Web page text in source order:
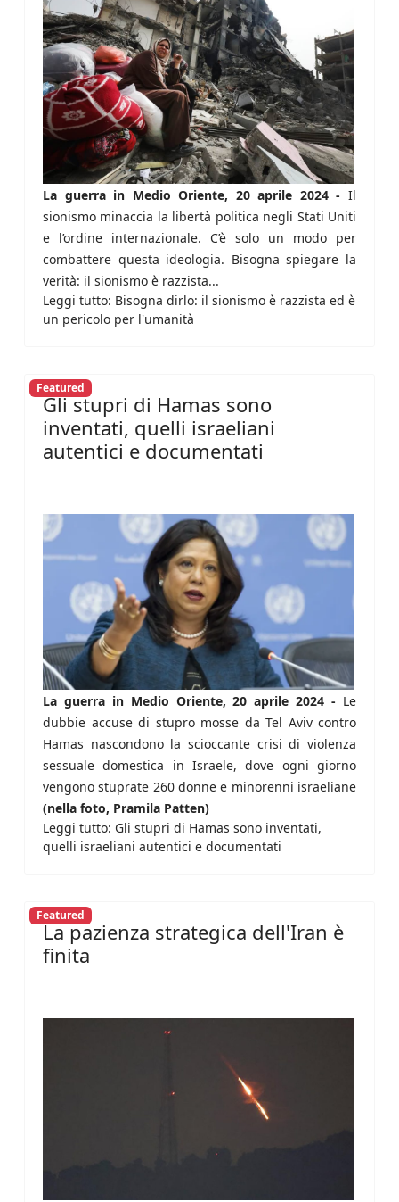
La guerra in Medio Oriente, 20 aprile 2024 - Il
sionismo minaccia la libertà politica negli Stati Uniti
e l’ordine internazionale. C’è solo un modo per
combattere questa ideologia. Bisogna spiegare la
verità: il sionismo è razzista...
Leggi tutto: Bisogna dirlo: il sionismo è razzista ed è
un pericolo per l'umanità
Featured
Gli stupri di Hamas sono
inventati, quelli israeliani
autentici e documentati
La guerra in Medio Oriente, 20 aprile 2024 - Le
dubbie accuse di stupro mosse da Tel Aviv contro
Hamas nascondono la scioccante crisi di violenza
sessuale domestica in Israele, dove ogni giorno
vengono stuprate 260 donne e minorenni israeliane
(nella foto, Pramila Patten)
Leggi tutto: Gli stupri di Hamas sono inventati,
quelli israeliani autentici e documentati
Featured
La pazienza strategica dell'Iran è
finita